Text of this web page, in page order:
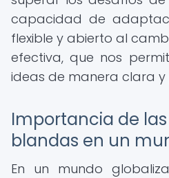
capacidad de
flexible y abierto al
efectiva, que nos
ideas de manera clara y
Importancia de
blandas en un
En un mundo